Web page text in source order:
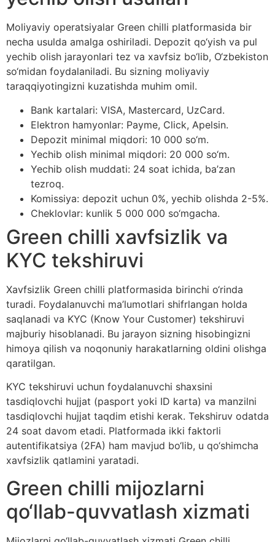
Moliyaviy operatsiyalar Green chilli platformasida bir
necha usulda amalga oshiriladi. Depozit qo‘yish va pul
yechib olish jarayonlari tez va xavfsiz bo‘lib, O‘zbekiston
so‘midan foydalaniladi. Bu sizning moliyaviy
taraqqiyotingizni kuzatishda muhim omil.
Bank kartalari: VISA, Mastercard, UzCard.
Elektron hamyonlar: Payme, Click, Apelsin.
Depozit minimal miqdori: 10 000 so‘m.
Yechib olish minimal miqdori: 20 000 so‘m.
Yechib olish muddati: 24 soat ichida, ba’zan
tezroq.
Komissiya: depozit uchun 0%, yechib olishda 2-5%.
Cheklovlar: kunlik 5 000 000 so‘mgacha.
Green chilli xavfsizlik va
KYC tekshiruvi
Xavfsizlik Green chilli platformasida birinchi o‘rinda
turadi. Foydalanuvchi ma’lumotlari shifrlangan holda
saqlanadi va KYC (Know Your Customer) tekshiruvi
majburiy hisoblanadi. Bu jarayon sizning hisobingizni
himoya qilish va noqonuniy harakatlarning oldini olishga
qaratilgan.
KYC tekshiruvi uchun foydalanuvchi shaxsini
tasdiqlovchi hujjat (pasport yoki ID karta) va manzilni
tasdiqlovchi hujjat taqdim etishi kerak. Tekshiruv odatda
24 soat davom etadi. Platformada ikki faktorli
autentifikatsiya (2FA) ham mavjud bo‘lib, u qo‘shimcha
xavfsizlik qatlamini yaratadi.
Green chilli mijozlarni
qo‘llab-quvvatlash xizmati